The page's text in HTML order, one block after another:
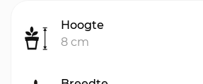
Hoogte
8 cm